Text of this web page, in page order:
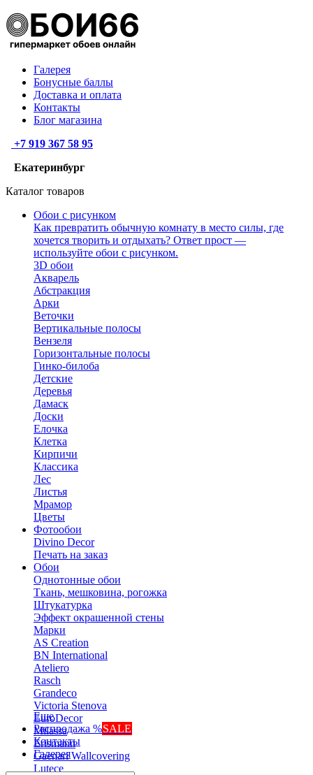
Галерея
Бонусные баллы
Доставка и оплата
Контакты
Блог магазина
+7 919 367 58 95
Екатеринбург
Каталог товаров
Обои с рисунком
Как превратить обычную комнату в место силы, где
хочется творить и отдыхать? Ответ прост —
используйте обои с рисунком.
3D обои
Акварель
Абстракция
Арки
Веточки
Вертикальные полосы
Вензеля
Горизонтальные полосы
Гинко-билоба
Детские
Деревья
Дамаск
Доски
Елочка
Клетка
Кирпичи
Классика
Лес
Листья
Мрамор
Цветы
Фотообои
Divino Decor
Печать на заказ
Обои
Однотонные обои
Ткань, мешковина, рогожка
Штукатурка
Эффект окрашенной стены
Марки
AS Creation
BN International
Ateliero
Rasch
Grandeco
Victoria Stenova
EuroDecor
Milassa
Erismann
Gaenari Wallcovering
Lutece
Еще
Распродажа %SALE
Контакты
Галерея